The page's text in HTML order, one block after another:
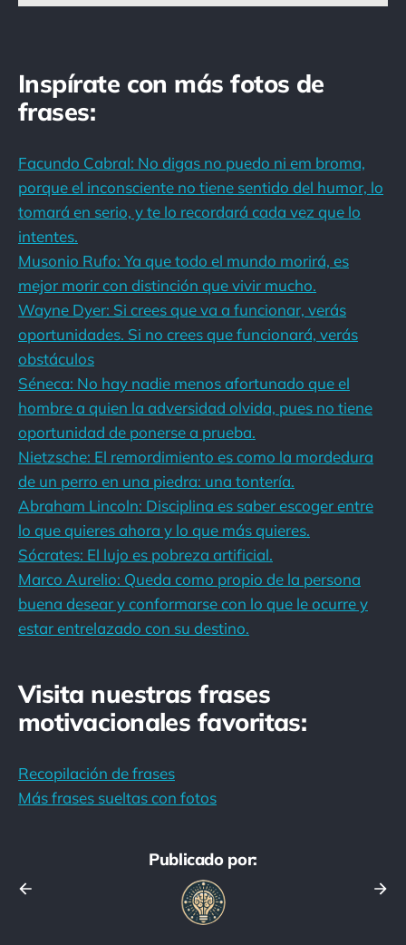
Inspírate con más fotos de
frases:
Facundo Cabral: No digas no puedo ni em broma,
porque el inconsciente no tiene sentido del humor, lo
tomará en serio, y te lo recordará cada vez que lo
intentes.
Musonio Rufo: Ya que todo el mundo morirá, es
mejor morir con distinción que vivir mucho.
Wayne Dyer: Si crees que va a funcionar, verás
oportunidades. Si no crees que funcionará, verás
obstáculos
Séneca: No hay nadie menos afortunado que el
hombre a quien la adversidad olvida, pues no tiene
oportunidad de ponerse a prueba.
Nietzsche: El remordimiento es como la mordedura
de un perro en una piedra: una tontería.
Abraham Lincoln: Disciplina es saber escoger entre
lo que quieres ahora y lo que más quieres.
Sócrates: El lujo es pobreza artificial.
Marco Aurelio: Queda como propio de la persona
buena desear y conformarse con lo que le ocurre y
estar entrelazado con su destino.
Visita nuestras frases
motivacionales favoritas:
Recopilación de frases
Más frases sueltas con fotos
Publicado por: